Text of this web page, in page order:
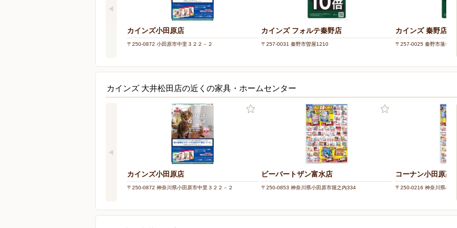
カインズ小田原店
〒250-0872 小田原市中里３２２－２
カインズ フォルテ秦野店
〒257-0031 秦野市曽屋1210
カインズ 秦野店
〒257-0025 秦野市落合480
カインズ 大井松田店の近くの家具・ホームセンター
カインズ小田原店
〒250-0872 神奈川県小田原市中里３２２－２
ビーバートザン富水店
〒250-0853 神奈川県小田原市堀之内334
コーナン小田原高
〒250-0216 神奈川県小田